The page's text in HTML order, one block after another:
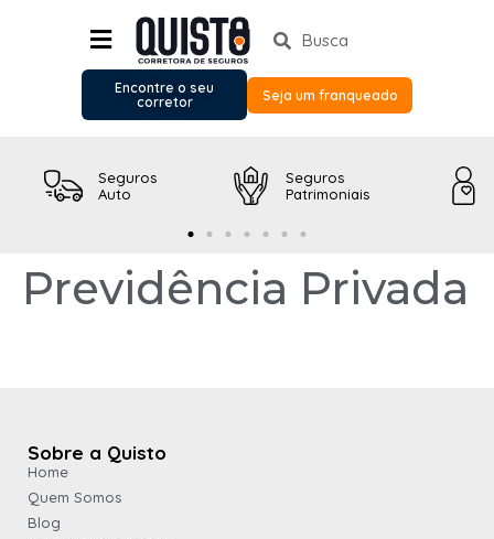
Encontre o seu
corretor
Seja um franqueado
Seguros
Auto
Seguros
Patrimoniais
Previdência Privada
Sobre a Quisto
Home
Quem Somos
Blog